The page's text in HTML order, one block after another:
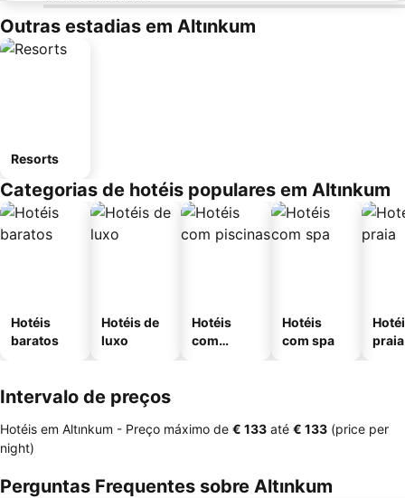
Outras estadias em Altınkum
Resorts
Categorias de hotéis populares em Altınkum
Hotéis
baratos
Hotéis de
luxo
Hotéis
com
Hotéis
com spa
praia
Intervalo de preços
Hotéis em Altınkum - Preço máximo de ‎€ 133 até ‎€ 133 (price per
night)
Perguntas Frequentes sobre Altınkum